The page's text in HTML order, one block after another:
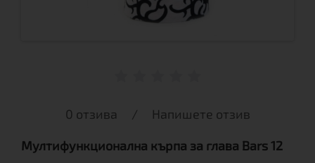
0 отзива / Напишете отзив
Мултифункционална кърпа за глава Bars 12